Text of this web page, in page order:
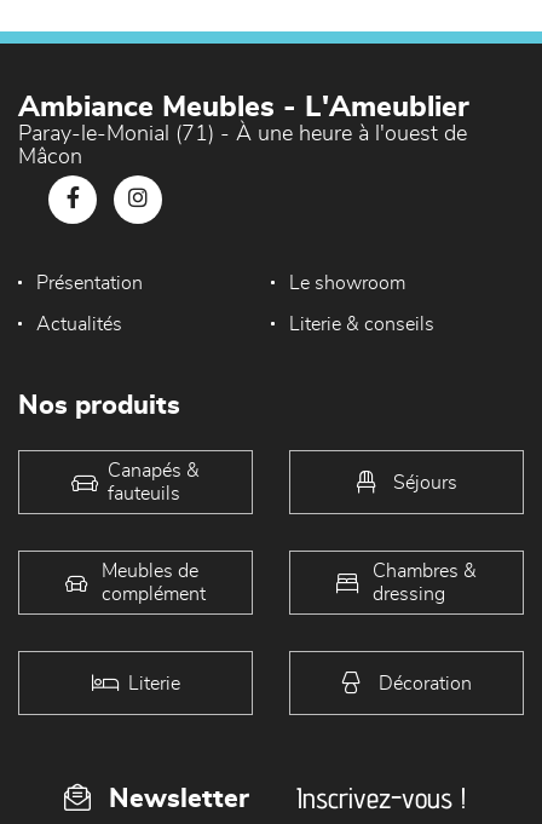
Ambiance Meubles - L'Ameublier
Paray-le-Monial (71) - À une heure à l'ouest de
Mâcon
Présentation Le showroom
Actualités Literie & conseils
Nos produits
Canapés &
fauteuils
Séjours
Meubles de
complément
Chambres &
dressing
Literie Décoration
Newsletter Inscrivez-vous !